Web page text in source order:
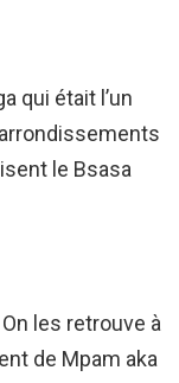
qui était l’un
le Bsasa
les retrouve à
de Mpam aka